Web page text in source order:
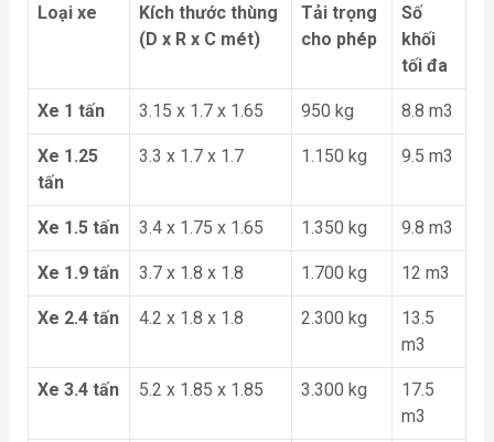
Loại xe
Kích thước thùng
(D x R x C mét)
Tải trọng
cho phép
Số
khối
tối đa
Xe 1 tấn 3.15 x 1.7 x 1.65 950 kg 8.8 m3
Xe 1.25
tấn
3.3 x 1.7 x 1.7 1.150 kg 9.5 m3
Xe 1.5 tấn 3.4 x 1.75 x 1.65 1.350 kg 9.8 m3
Xe 1.9 tấn 3.7 x 1.8 x 1.8 1.700 kg 12 m3
Xe 2.4 tấn 4.2 x 1.8 x 1.8 2.300 kg
13.5
m3
Xe 3.4 tấn 5.2 x 1.85 x 1.85 3.300 kg
17.5
m3